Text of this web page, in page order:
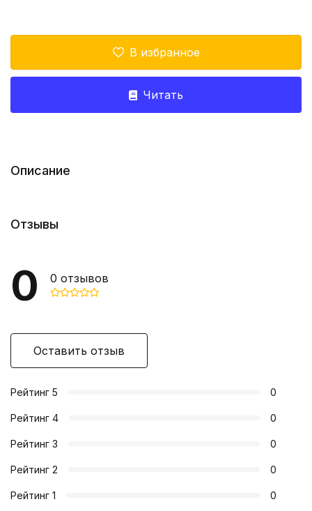
В избранное
Читать
Описание
Отзывы
0 0 отзывов
Оставить отзыв
Рейтинг 5 0
Рейтинг 4 0
Рейтинг 3 0
Рейтинг 2 0
Рейтинг 1 0